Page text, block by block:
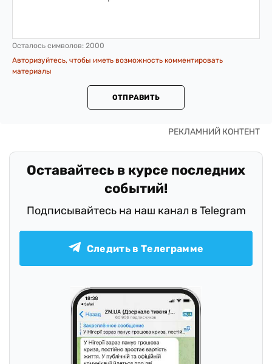
Осталось символов: 2000
Авторизуйтесь, чтобы иметь возможность комментировать
материалы
ОТПРАВИТЬ
Оставайтесь в курсе последних
событий!
Подписывайтесь на наш канал в Telegram
Следить в Телеграмме